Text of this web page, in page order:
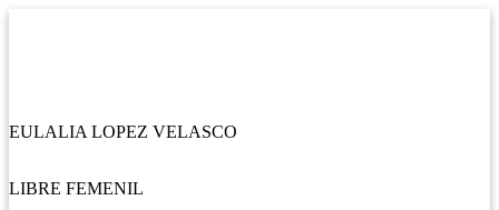
EULALIA LOPEZ VELASCO
LIBRE FEMENIL